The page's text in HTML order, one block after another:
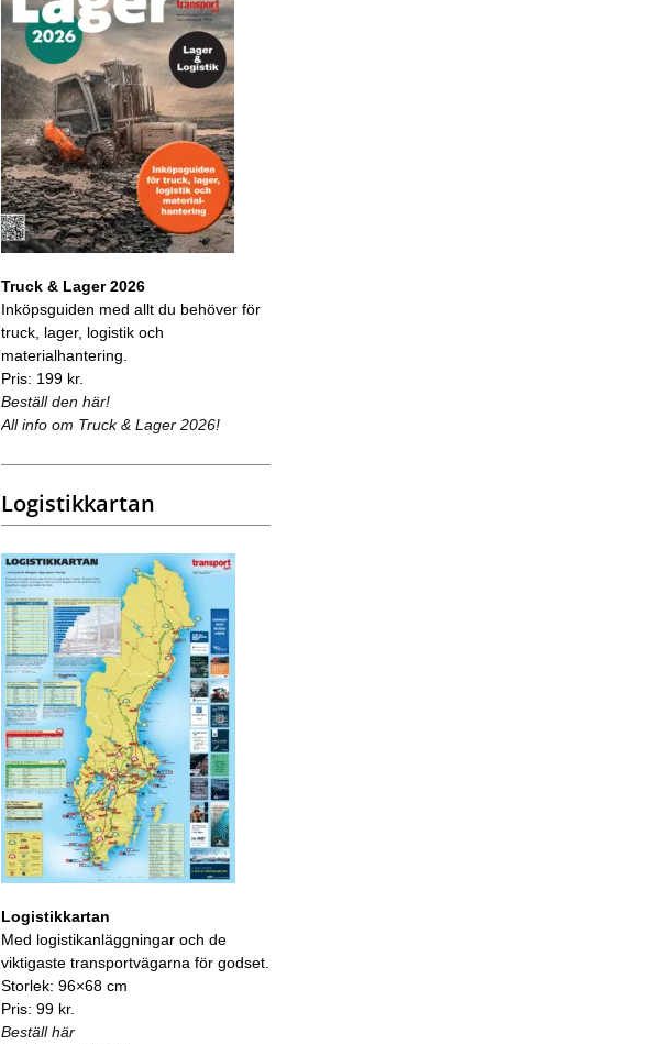
Truck & Lager 2026
Inköpsguiden med allt du behöver för
truck, lager, logistik och
materialhantering.
Pris: 199 kr.
Beställ den här!
All info om Truck & Lager 2026!
Logistikkartan
Logistikkartan
Med logistikanläggningar och de
viktigaste transportvägarna för godset.
Storlek: 96×68 cm
Pris: 99 kr.
Beställ här